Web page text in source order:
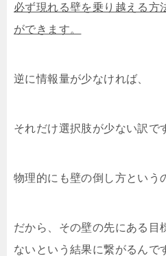
必ず現れる壁を乗り越える方
ができます。
逆に情報量が少なければ、
それだけ選択肢が少ない訳で
物理的にも壁の倒し方という
だから、その壁の先にある目
ないという結果に繋がるんで